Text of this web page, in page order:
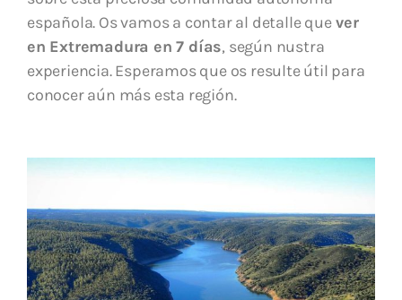
española. Os vamos a contar al detalle quever
en Extremadura en 7 días, según nustra
experiencia. Esperamos que os resulte útil para
conocer aún más esta región.